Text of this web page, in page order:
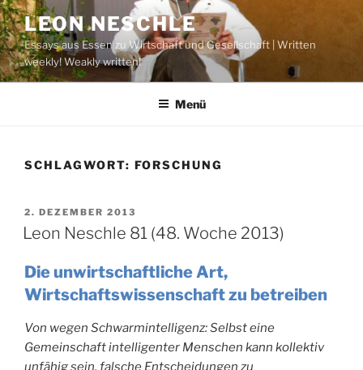
Zum
Inhalt
springen
LEON NESCHLE
Essays aus Essen zu Wirtschaft und Gesellschaft | Written
weekly! Weakly written!
Menü
SCHLAGWORT: FORSCHUNG
VERÖFFENTLICHT
AM
2. DEZEMBER 2013
Leon Neschle 81 (48. Woche 2013)
Die unwirtschaftliche Art,
Wirtschaftswissenschaft zu betreiben
Von wegen Schwarmintelligenz: Selbst eine
Gemeinschaft intelligenter Menschen kann kollektiv
unfähig sein, falsche Entscheidungen zu